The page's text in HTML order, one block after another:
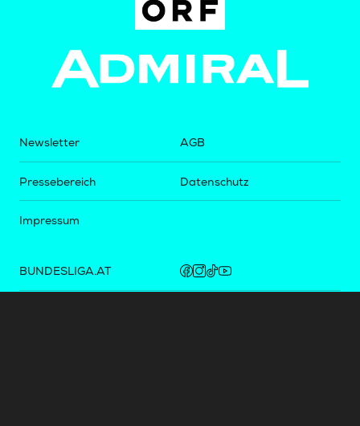
Newsletter
Pressebereich
Impressum
AGB
Datenschutz
BUNDESLIGA.AT